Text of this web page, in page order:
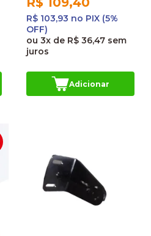
R$ 103,93 no PIX (5%
OFF)
ou 3x de R$ 36,47 sem
juros
Adicionar